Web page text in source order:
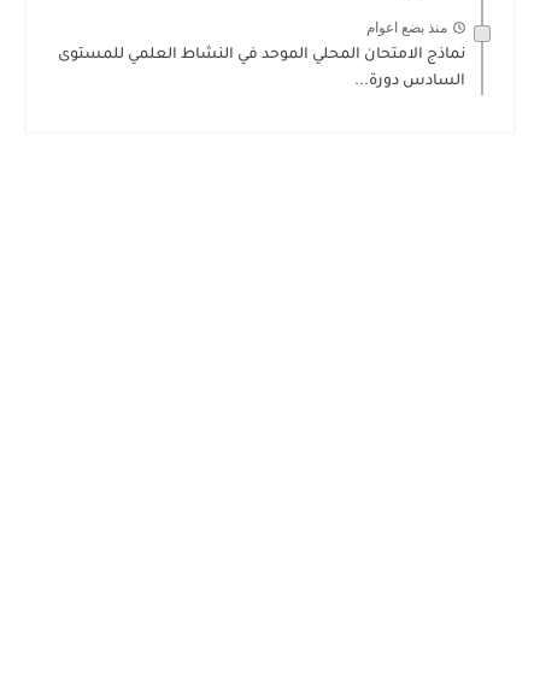
منذ بضع اعوام
نماذج الامتحان المحلي الموحد في النشاط العلمي للمستوى
السادس دورة...